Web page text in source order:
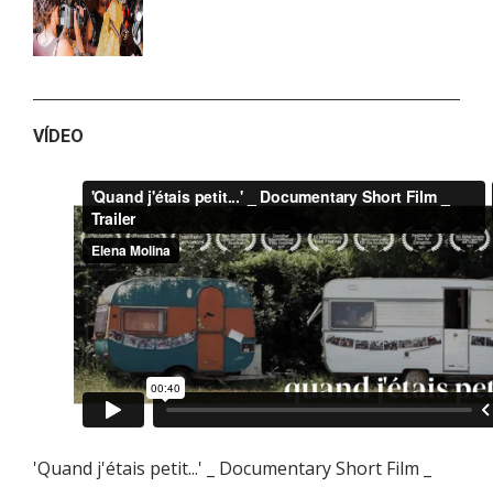
VÍDEO
'Quand j'étais petit...' _ Documentary Short Film _